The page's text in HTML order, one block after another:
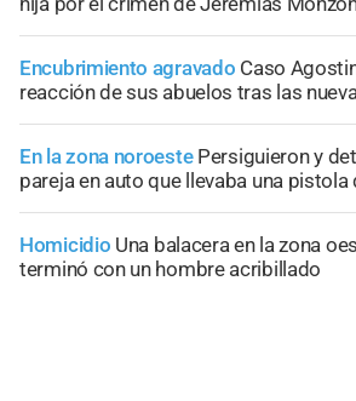
Encubrimiento agravado Caso
reacción de sus abuelos tras las
En la zona noroeste Persiguieron y
pareja en auto que llevaba una
Homicidio Una balacera en la zona
terminó con un hombre acribillado